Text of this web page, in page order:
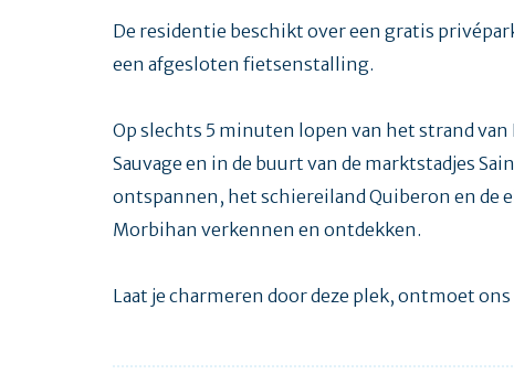
De residentie beschikt over een gratis
een afgesloten fietsenstalling.
Op slechts 5 minuten lopen van het strand
Sauvage en in de buurt van de marktstadjes
ontspannen, het schiereiland Quiberon en de
Morbihan verkennen en ontdekken.
Laat je charmeren door deze plek, ontmoet ons